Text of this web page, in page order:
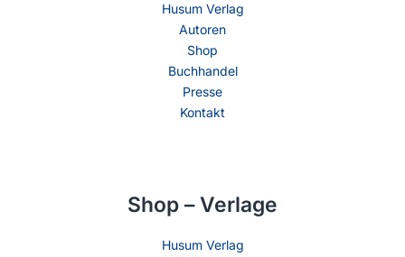
Husum Verlag
Autoren
Shop
Buchhandel
Presse
Kontakt
Shop – Verlage
Husum Verlag